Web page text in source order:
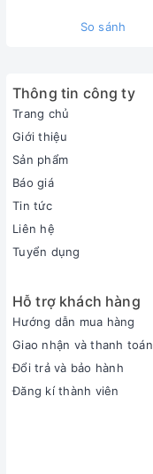
So sánh
Thông tin công ty
Trang chủ
Giới thiệu
Sản phẩm
Báo giá
Tin tức
Liên hệ
Tuyển dụng
Hỗ trợ khách hàng
Hướng dẫn mua hàng
Giao nhận và thanh toán
Đổi trả và bảo hành
Đăng kí thành viên